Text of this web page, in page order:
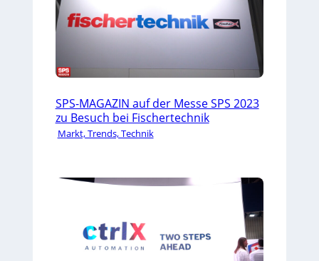
SPS-MAGAZIN auf der Messe SPS 2023
zu Besuch bei Fischertechnik
Markt, Trends, Technik